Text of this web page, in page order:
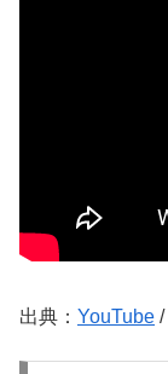
出典： YouTube /